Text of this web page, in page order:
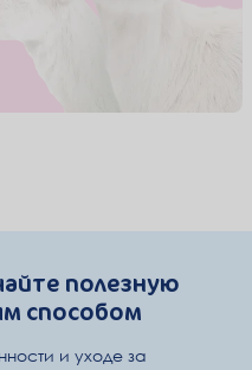
полезную
способом
и уходе за